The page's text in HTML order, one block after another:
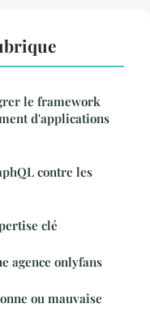
le framework
d'applications
contre les
clé
agence onlyfans
ou mauvaise